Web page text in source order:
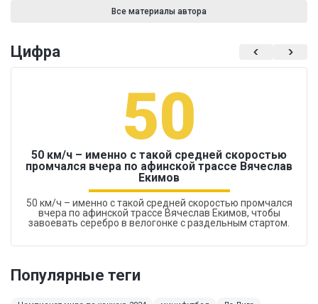
Все материалы автора
Цифра
50
50 км/ч – именно с такой средней скоростью
промчался вчера по афинской трассе Вячеслав
Екимов
50 км/ч – именно с такой средней скоростью промчался
вчера по афинской трассе Вячеслав Екимов, чтобы
завоевать серебро в велогонке с раздельным стартом.
Популярные теги